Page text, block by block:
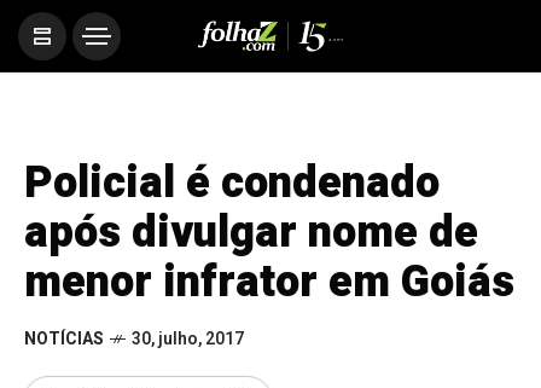
Policial é condenado
após divulgar nome de
menor infrator em Goiás
NOTÍCIAS 30, julho, 2017